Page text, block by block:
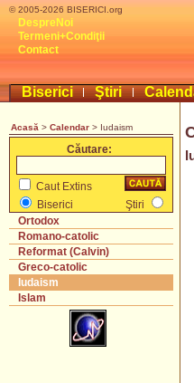
© 2005-2026 BISERICI.org
DespreNoi
Termeni+Condiţii
Contact
Biserici Ştiri
Acasă > Calendar > Iudaism
Căutare:
Caut Extins
Biserici
Ştiri
Ortodox
Romano-catolic
Reformat (Calvin)
Greco-catolic
Iudaism
Islam